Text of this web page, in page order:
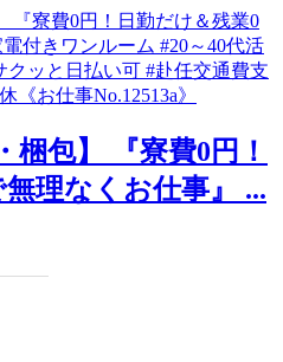
梱包】 『寮費0円！
理なくお仕事』 ...